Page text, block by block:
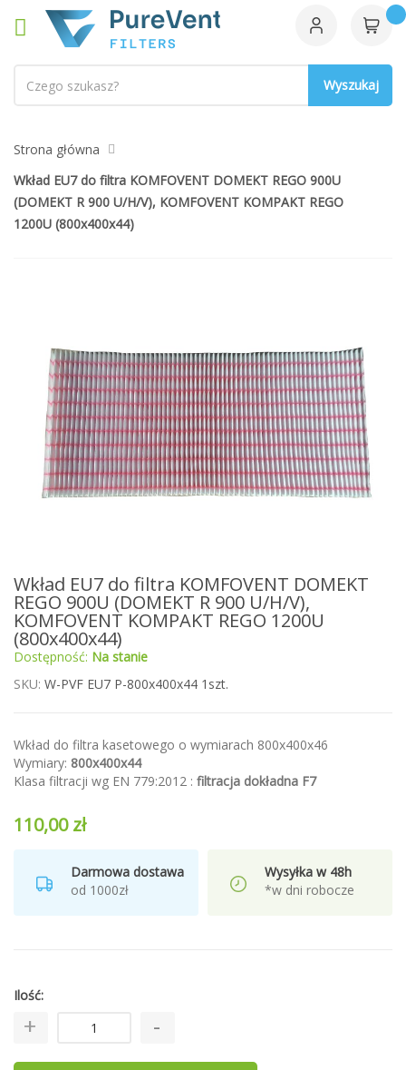
Strona główna
Wkład EU7 do filtra KOMFOVENT DOMEKT REGO 900U
(DOMEKT R 900 U/H/V), KOMFOVENT KOMPAKT REGO
1200U (800x400x44)
Przejdź
na
początek
galerii
Wkład EU7 do filtra KOMFOVENT DOMEKT
REGO 900U (DOMEKT R 900 U/H/V),
KOMFOVENT KOMPAKT REGO 1200U
(800x400x44)
Dostępność: Na stanie
SKU W-PVF EU7 P-800x400x44 1szt.
Wkład do filtra kasetowego o wymiarach 800x400x46
Wymiary: 800x400x44
Klasa filtracji wg EN 779:2012 : filtracja dokładna F7
110,00 zł
Darmowa dostawa
od 1000zł
Wysyłka w 48h
*w dni robocze
Ilość